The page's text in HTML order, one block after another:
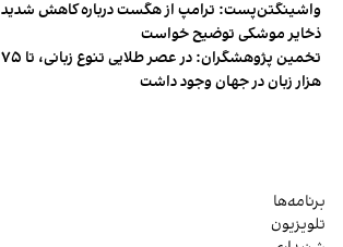
واشینگتن‌پست: ترامپ از هگست درباره کاهش شدید
ذخایر موشکی توضیح خواست
تخمین پژوهشگران: در عصر طلایی تنوع زبانی، تا ۷۵
هزار زبان در جهان وجود داشت
برنامه‌ها
تلویزیون